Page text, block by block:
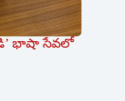
భాషా సేవలో